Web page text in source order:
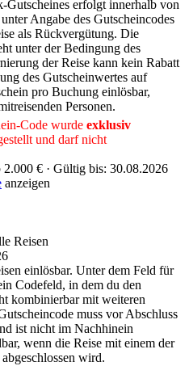
Gutscheines erfolgt innerhalb von
Angabe des Gutscheincodes
als Rückvergütung. Die
unter der Bedingung des
der Reise kann kein Rabatt
des Gutscheinwertes auf
pro Buchung einlösbar,
Personen.
Code wurde exklusiv
und darf nicht
€ · Gültig bis: 30.08.2026
anzeigen
Reisen
einlösbar. Unter dem Feld für
Codefeld, in dem du den
kombinierbar mit weiteren
muss vor Abschluss
ist nicht im Nachhinein
wenn die Reise mit einem der
wird.